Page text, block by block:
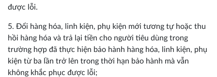
được lỗi.
5. Đổi hàng hóa, linh kiện, phụ kiện mới tương tự hoặc thu
hồi hàng hóa và trả lại tiền cho người tiêu dùng trong
trường hợp đã thực hiện bảo hành hàng hóa, linh kiện, phụ
kiện từ ba lần trở lên trong thời hạn bảo hành mà vẫn
không khắc phục được lỗi;